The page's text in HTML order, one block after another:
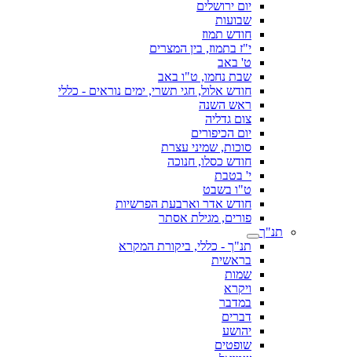
יום ירושלים
שבועות
חודש תמוז
י"ז בתמוז, בין המצרים
ט' באב
שבת נחמו, ט"ו באב
חודש אלול, חגי תשרי, ימים נוראים - כללי
ראש השנה
צום גדליה
יום הכיפורים
סוכות, שמיני עצרת
חודש כסלו, חנוכה
י' בטבת
ט"ו בשבט
חודש אדר וארבעת הפרשיות
פורים, מגילת אסתר
תנ"ך
תנ"ך - כללי, ביקורת המקרא
בראשית
שמות
ויקרא
במדבר
דברים
יהושע
שופטים